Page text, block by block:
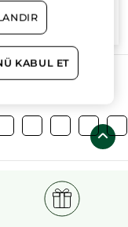
bitkisel
KABUL ET